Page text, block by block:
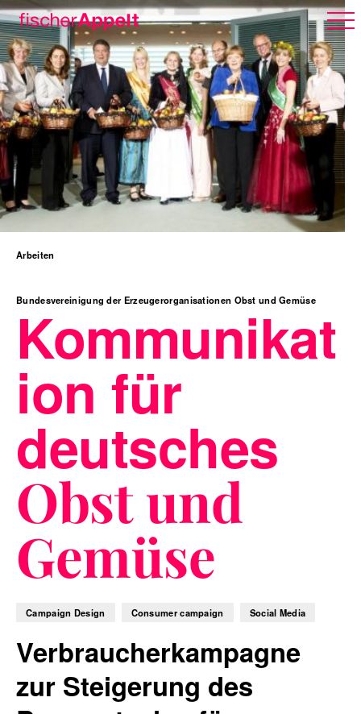
Über uns
Arbeiten
Erlebnispark
Blog
Nachhaltigkeit
f_LAB
Kontakt
Arbeiten
Bundesvereinigung der Erzeugerorganisationen Obst und Gemüse
Kommunikat
ion für
deutsches
Obst und
Gemüse
Campaign Design Consumer campaign Social Media
Verbraucherkampagne
zur Steigerung des